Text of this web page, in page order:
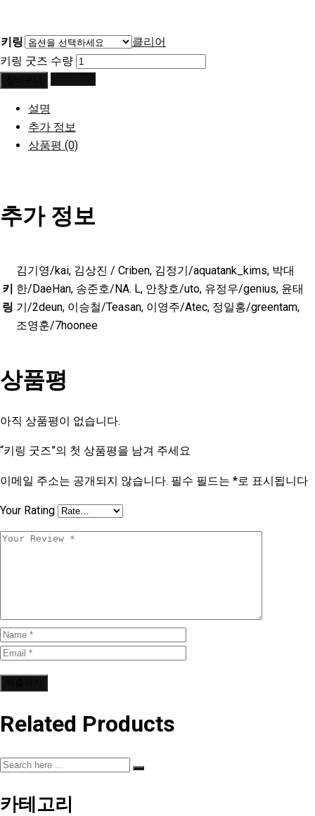
키링
클리어
키링 굿즈 수량
설명
추가 정보
상품평 (0)
추가 정보
키
링
김기영/kai, 김상진 / Criben, 김정기/aquatank_kims, 박대
한/DaeHan, 송준호/NA. L, 안창호/uto, 유정우/genius, 윤태
기/2deun, 이승철/Teasan, 이영주/Atec, 정일홍/greentam,
조영훈/7hoonee
상품평
아직 상품평이 없습니다.
“키링 굿즈”의 첫 상품평을 남겨 주세요
이메일 주소는 공개되지 않습니다. 필수 필드는 *로 표시됩니다
Your Rating
Related Products
카테고리